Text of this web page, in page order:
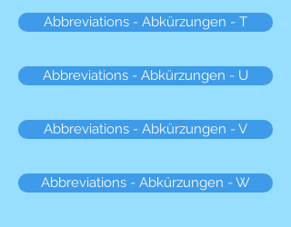
Abbreviations - Abkürzungen - T
Abbreviations - Abkürzungen - U
Abbreviations - Abkürzungen - V
Abbreviations - Abkürzungen - W